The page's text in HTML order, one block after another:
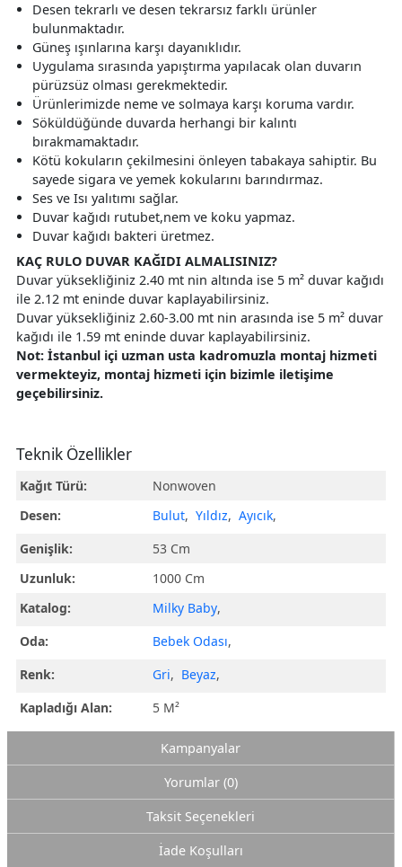
Desen tekrarlı ve desen tekrarsız farklı ürünler
bulunmaktadır.
Güneş ışınlarına karşı dayanıklıdır.
Uygulama sırasında yapıştırma yapılacak olan duvarın
pürüzsüz olması gerekmektedir.
Ürünlerimizde neme ve solmaya karşı koruma vardır.
Söküldüğünde duvarda herhangi bir kalıntı
bırakmamaktadır.
Kötü kokuların çekilmesini önleyen tabakaya sahiptir. Bu
sayede sigara ve yemek kokularını barındırmaz.
Ses ve Isı yalıtımı sağlar.
Duvar kağıdı rutubet,nem ve koku yapmaz.
Duvar kağıdı bakteri üretmez.
KAÇ RULO DUVAR KAĞIDI ALMALISINIZ?
Duvar yüksekliğiniz 2.40 mt nin altında ise 5 m² duvar kağıdı
ile 2.12 mt eninde duvar kaplayabilirsiniz.
Duvar yüksekliğiniz 2.60-3.00 mt nin arasında ise 5 m² duvar
kağıdı ile 1.59 mt eninde duvar kaplayabilirsiniz.
Not: İstanbul içi uzman usta kadromuzla montaj hizmeti
vermekteyiz, montaj hizmeti için bizimle iletişime
geçebilirsiniz.
Teknik Özellikler
Kağıt Türü:
Nonwoven
Desen:
Bulut, Yıldız, Ayıcık,
Genişlik:
53 Cm
Uzunluk:
1000 Cm
Katalog:
Milky Baby,
Oda:
Bebek Odası,
Renk:
Gri, Beyaz,
Kapladığı Alan:
5 M²
Kampanyalar
Yorumlar (0)
Taksit Seçenekleri
İade Koşulları